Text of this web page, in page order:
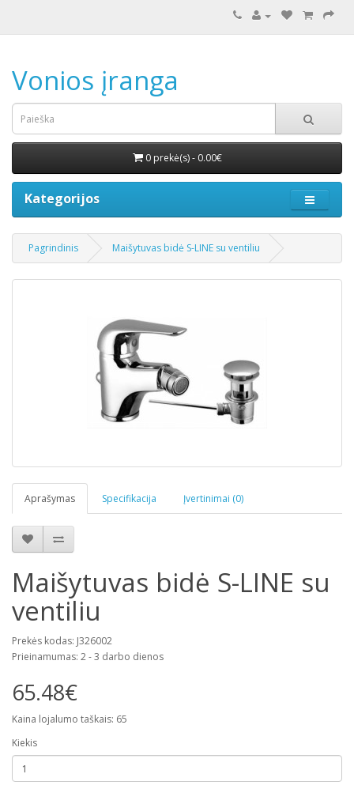
Vonios įranga
0 prekė(s) - 0.00€
Kategorijos
Pagrindinis Maišytuvas bidė S-LINE su ventiliu
Aprašymas Specifikacija Įvertinimai (0)
Maišytuvas bidė S-LINE su
ventiliu
Prekės kodas: J326002
Prieinamumas: 2 - 3 darbo dienos
65.48€
Kaina lojalumo taškais: 65
Kiekis